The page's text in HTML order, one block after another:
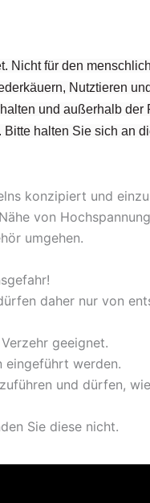
für den
Nutztieren
und außerhalb
halten Sie sich an
konzipiert und
von
umgehen.
daher nur von
geeignet.
eingeführt werden.
und dürfen,
Sie diese nicht.